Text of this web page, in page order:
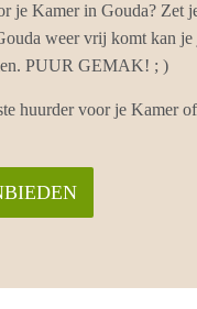
je Kamer in Gouda? Zet
weer vrij komt kan
PUUR GEMAK! ; )
huurder voor je Kamer